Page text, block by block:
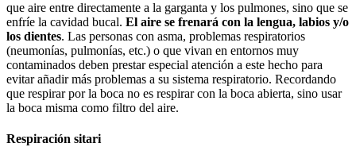
que aire entre directamente a la garganta y los pulmones, sino que se
enfríe la cavidad bucal. El aire se frenará con la lengua, labios y/o
los dientes. Las personas con asma, problemas respiratorios
(neumonías, pulmonías, etc.) o que vivan en entornos muy
contaminados deben prestar especial atención a este hecho para
evitar añadir más problemas a su sistema respiratorio. Recordando
que respirar por la boca no es respirar con la boca abierta, sino usar
la boca misma como filtro del aire.
Respiración sitari